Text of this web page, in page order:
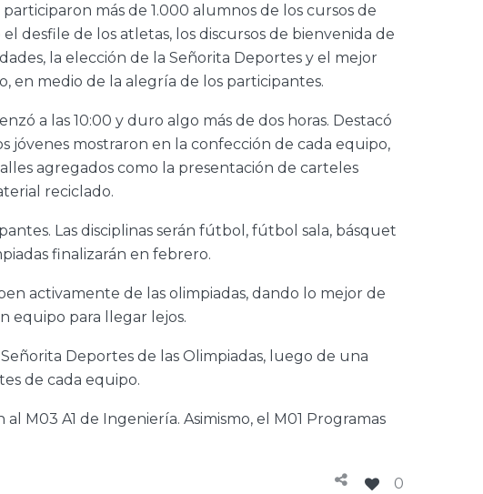
más de 1.000 alumnos de los cursos de
desfile de los atletas, los discursos de bienvenida de
la elección de la Señorita Deportes y el mejor
en medio de la alegría de los participantes.
a las 10:00 y duro algo más de dos horas. Destacó
jóvenes mostraron en la confección de cada equipo,
agregados como la presentación de carteles
reciclado.
Las disciplinas serán fútbol, fútbol sala, básquet
finalizarán en febrero.
activamente de las olimpiadas, dando lo mejor de
equipo para llegar lejos.
Deportes de las Olimpiadas, luego de una
de cada equipo.
M03 A1 de Ingeniería. Asimismo, el M01 Programas
0